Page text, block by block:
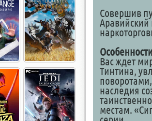
Совершив
Аравийский
Вас ждет
Тинтина,
наследия
местам.